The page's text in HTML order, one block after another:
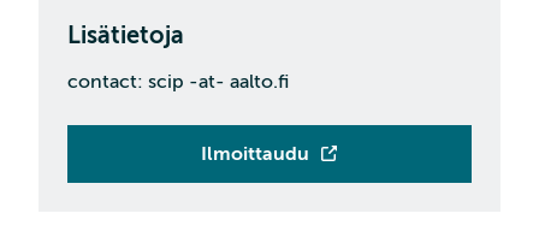
Lisätietoja
contact: scip -at- aalto.fi
Ilmoittaudu